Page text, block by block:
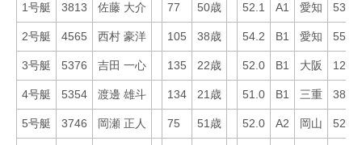
1号艇 3813 佐藤 大介 77 50歳 52.1 A1 愛知 53
2号艇 4565 西村 豪洋 105 38歳 54.2 B1 愛知 55
3号艇 5376 吉田 一心 135 22歳 52.0 B1 大阪 12
4号艇 5354 渡邊 雄斗 134 21歳 51.0 B1 三重 38
5号艇 3746 岡瀬 正人 75 51歳 52.0 A2 岡山 52